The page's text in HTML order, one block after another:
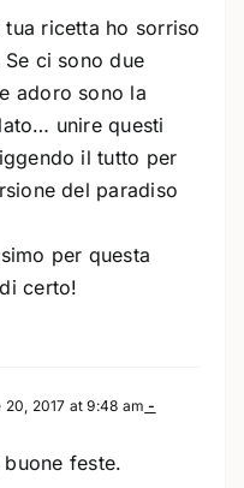
ricetta ho sorriso
ci sono due
adoro sono la
unire questi
il tutto per
del paradiso
per questa
certo!
2017 at 9:48 am -
feste.